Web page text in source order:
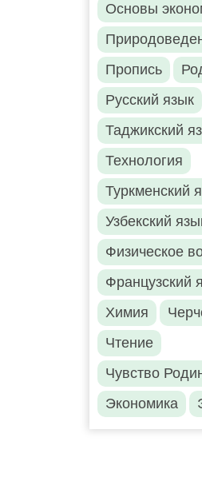
Основы
Пропись
Русский язык
Таджикский
Технология
Туркменский
Узбекский
Физическое
Французский
Химия
Чтение
Чувство
Экономика